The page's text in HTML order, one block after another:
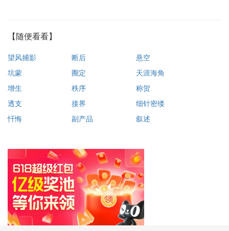
【随便看看】
望风捕影 断后
悬空
坑蒙
圈定
天涯海角
增生
秩序
称贺
透支
接界
细针密缕
忏悔
副产品 叙述